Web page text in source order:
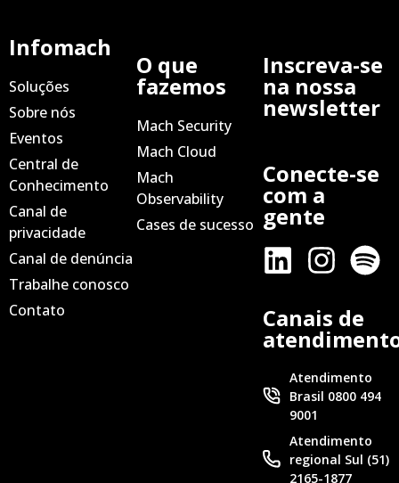
Infomach
Soluções
Sobre nós
Eventos
Central de
Conhecimento
Canal de
privacidade
Canal de denúncia
Trabalhe conosco
Contato
O que
fazemos
Mach Security
Mach Cloud
Mach
Observability
Cases de sucesso
Inscreva-se
na nossa
newsletter
Conecte-se
com a
gente
Canais de
Atendimento
Brasil 0800 494
9001
Atendimento
regional Sul (51)
2165-1877